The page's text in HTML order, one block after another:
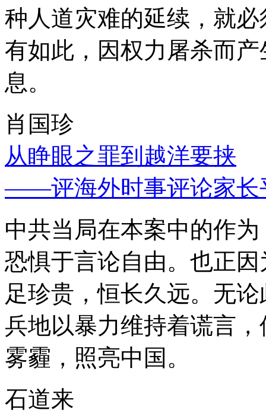
种人道灾难的延续，就
有如此，因权力屠杀而
息。
肖国珍
从睁眼之罪到越洋要挟
——评海外时事评论家长
中共当局在本案中的作
恐惧于言论自由。也正
足珍贵，恒长久远。无
兵地以暴力维持着谎言
雾霾，照亮中国。
石道来